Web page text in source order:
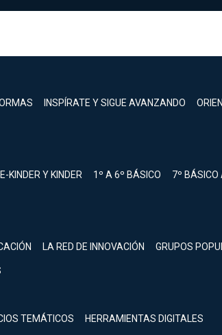
INSPÍRATE Y SIGUE AVANZANDO
KINDER Y KINDER 1º A 6º BÁSICO 7º BÁSICO
LA RED DE INNOVACIÓN GRUPOS
TEMÁTICOS HERRAMIENTAS DIGITALES